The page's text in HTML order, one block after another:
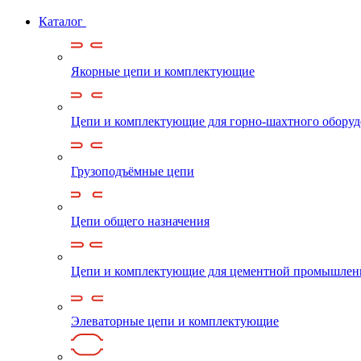
Каталог
Якорные цепи и комплектующие
Цепи и комплектующие для горно-шахтного
Грузоподъёмные цепи
Цепи общего назначения
Цепи и комплектующие для цементной
Элеваторные цепи и комплектующие